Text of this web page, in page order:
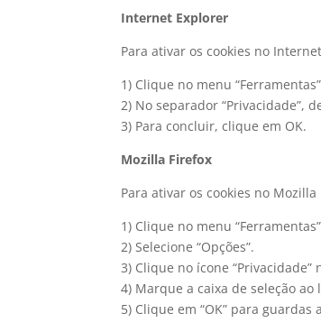
Internet Explorer
Para ativar os cookies no
1) Clique no menu
2) No separador “Privacidade”,
3) Para concluir, clique em OK.
Mozilla Firefox
Para ativar os cookies no
1) Clique no menu
2) Selecione “Opções”.
3) Clique no ícone
4) Marque a caixa de seleção ao
5) Clique em “OK” para guardas